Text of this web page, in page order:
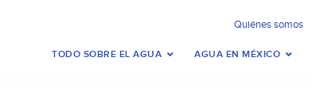
Quiénes somos
TODO SOBRE EL AGUA AGUA EN MÉXICO